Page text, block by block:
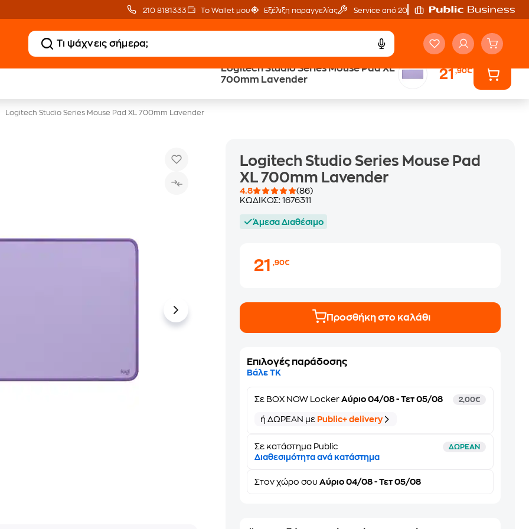
210 8181333 Το Wallet μου Εξέλιξη παραγγελίας Service από 20'
Logitech Studio Series Mouse Pad XL
700mm Lavender
21,90€
Public επιστροφή €
Logitech Studio Series Mouse Pad XL 700mm Lavender
Logitech Studio Series Mouse Pad
XL 700mm Lavender
4.8
(86)
ΚΩΔΙΚΟΣ:1676311
Άμεσα Διαθέσιμο
21,90€
Προσθήκη στο καλάθι
Επιλογές παράδοσης
Βάλε ΤΚ
Σε BOX NOW Locker Αύριο 04/08 - Τετ 05/08 2,00€
ή ΔΩΡΕΑΝ με Public+ delivery
Σε κατάστημα Public ΔΩΡΕΑΝ
Διαθεσιμότητα ανά κατάστημα
Στονχώρο σου Αύριο 04/08 - Τετ 05/08